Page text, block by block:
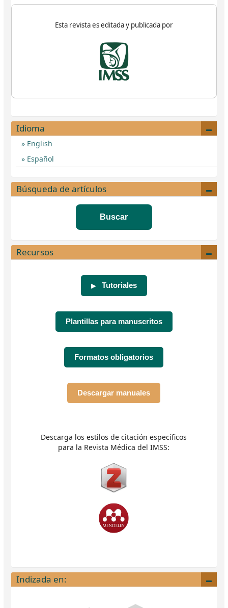
Esta revista es editada y publicada por
Idioma
English
Español
Búsqueda de artículos
Buscar
Recursos
▶ Tutoriales
Plantillas para manuscritos
Formatos obligatorios
Descargar manuales
Descarga los estilos de citación específicos
para la Revista Médica del IMSS:
Indizada en: